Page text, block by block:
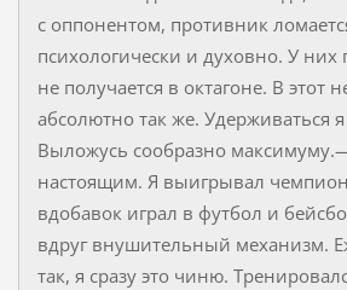
с оппонентом, противник
психологически и духовно. У них
не получается в октагоне. В этот
абсолютно так же. Удерживаться
Выложусь сообразно
настоящим. Я выигрывал
вдобавок играл в футбол и
вдруг внушительный механизм.
так, я сразу это чиню.